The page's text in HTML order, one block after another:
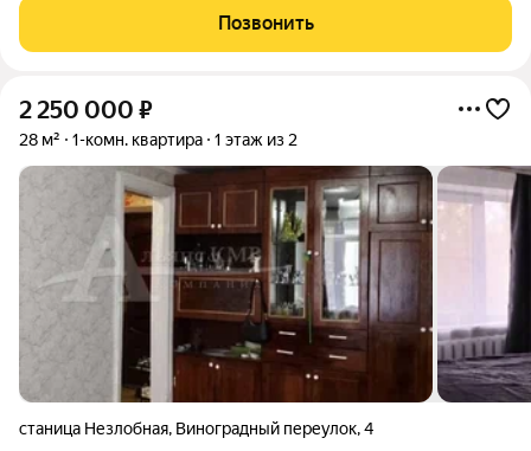
санузел совмещенный, требуется ремонт. Район с
максимально развитой инфраструктурой.
Позвонить
2 250 000 ₽
28 м² 1-комн. квартира 1 этаж из 2
станица Незлобная, Виноградный переулок,4